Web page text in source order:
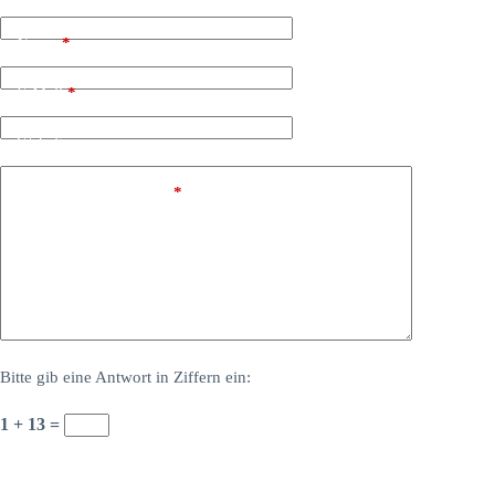
Name*
E-Mail*
Website
*
Bitte gib eine Antwort in Ziffern ein:
1 + 13 =